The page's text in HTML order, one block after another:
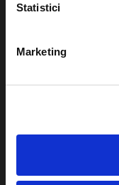
Statistici
Marketing
Concerte si